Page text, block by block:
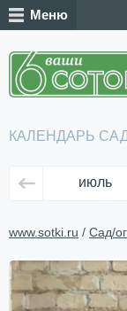
Меню
КАЛЕНДАРЬ
июль
www.sotki.ru / Сад/